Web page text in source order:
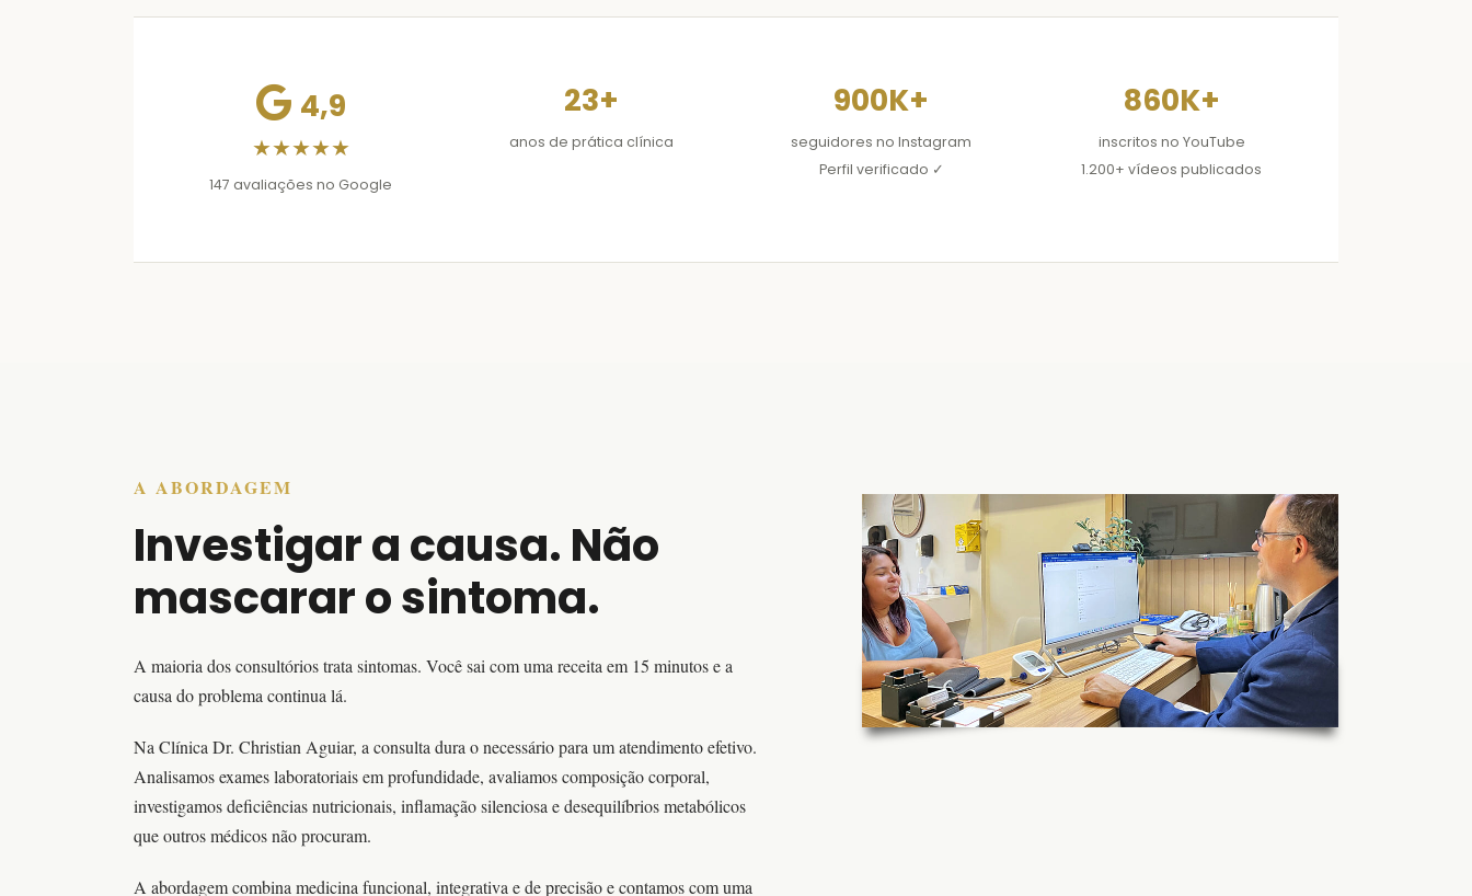
4,9
★★★★★
147 avaliações no Google
23+
anos de prática clínica
900K+
seguidores no Instagram
Perfil verificado ✓
860K+
inscritos no YouTube
1.200+ vídeos publicados
A ABORDAGEM
Investigar a causa. Não
mascarar o sintoma.
A maioria dos consultórios trata sintomas. Você sai com uma receita em 15 minutos e a
causa do problema continua lá.
Na Clínica Dr. Christian Aguiar, a consulta dura o necessário para um atendimento efetivo.
Analisamos exames laboratoriais em profundidade, avaliamos composição corporal,
investigamos deficiências nutricionais, inflamação silenciosa e desequilíbrios metabólicos
que outros médicos não procuram.
A abordagem combina medicina funcional, integrativa e de precisão e contamos com uma